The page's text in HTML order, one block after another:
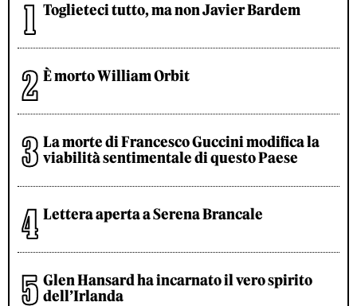
Toglieteci tutto, ma non Javier Bardem
È morto William Orbit
La morte di Francesco Guccini modifica la
viabilità sentimentale di questo Paese
Lettera aperta a Serena Brancale
Glen Hansard ha incarnato il vero spirito
dell’Irlanda